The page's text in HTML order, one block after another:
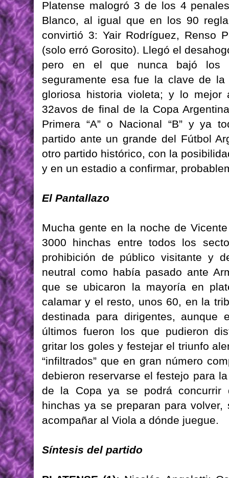
Platense malogró 3 de los 4
Blanco, al igual que en los 90
convirtió 3: Yair Rodríguez, Renso
(solo erró Gorosito). Llegó el
pero en el que nunca bajó los
seguramente esa fue la clave de
gloriosa historia violeta; y lo
32avos de final de la Copa
Primera “A” o Nacional “B” y ya
partido ante un grande del Fútbol
otro partido histórico, con la
y en un estadio a confirmar,
El Pantallazo
Mucha gente en la noche de
3000 hinchas entre todos los
prohibición de público visitante y
neutral como había pasado ante
que se ubicaron la mayoría en
calamar y el resto, unos 60, en la
destinada para dirigentes,
últimos fueron los que pudieron
gritar los goles y festejar el triunfo
“infiltrados” que en gran número
debieron reservarse el festejo para
de la Copa ya se podrá concurrir
hinchas ya se preparan para
acompañar al Viola a dónde juegue.
Síntesis del partido